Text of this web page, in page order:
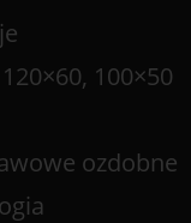
100×50
ozdobne